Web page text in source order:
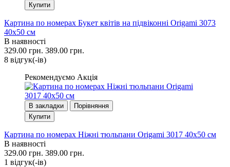
Купити
Картина по номерах Букет квітів на підвіконні Origami 3073
40x50 см
В наявності
329.00 грн. 389.00 грн.
8 вiдгук(-iв)
Рекомендуємо Акція
В закладки
Порівняння
Купити
Картина по номерах Ніжні тюльпани Origami 3017 40x50 см
В наявності
329.00 грн. 389.00 грн.
1 вiдгук(-iв)